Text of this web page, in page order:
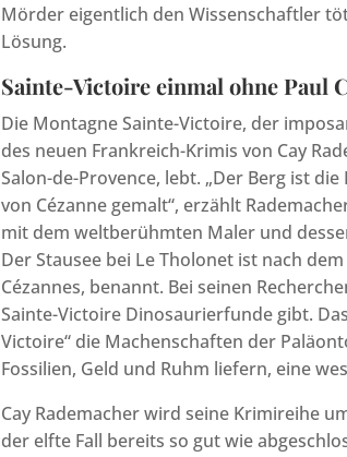
Mörder eigentlich den Wissenschaftler
Lösung.
Sainte-Victoire einmal ohne Paul
Die Montagne Sainte-Victoire, der
des neuen Frankreich-Krimis von Cay
Salon-de-Provence, lebt. „Der Berg ist
von Cézanne gemalt“, erzählt
mit dem weltberühmten Maler und
Der Stausee bei Le Tholonet ist nach
Cézannes, benannt. Bei seinen
Sainte-Victoire Dinosaurierfunde gibt.
Victoire“ die Machenschaften der
Fossilien, Geld und Ruhm liefern, eine
Cay Rademacher wird seine Krimireihe
der elfte Fall bereits so gut wie